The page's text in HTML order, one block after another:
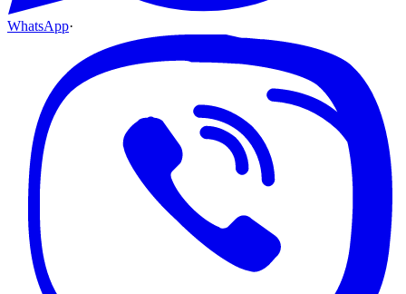
WhatsApp·